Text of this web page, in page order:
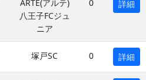
ARTE(アルテ)
八王子FCジュ
ニア
0 詳細
塚戸SC 0 詳細